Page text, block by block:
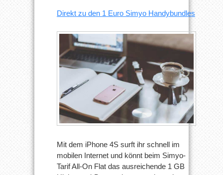
Direkt zu den 1 Euro Simyo Handybundles
Mit dem iPhone 4S surft ihr schnell im
mobilen Internet und könnt beim Simyo-
Tarif All-On Flat das ausreichende 1 GB